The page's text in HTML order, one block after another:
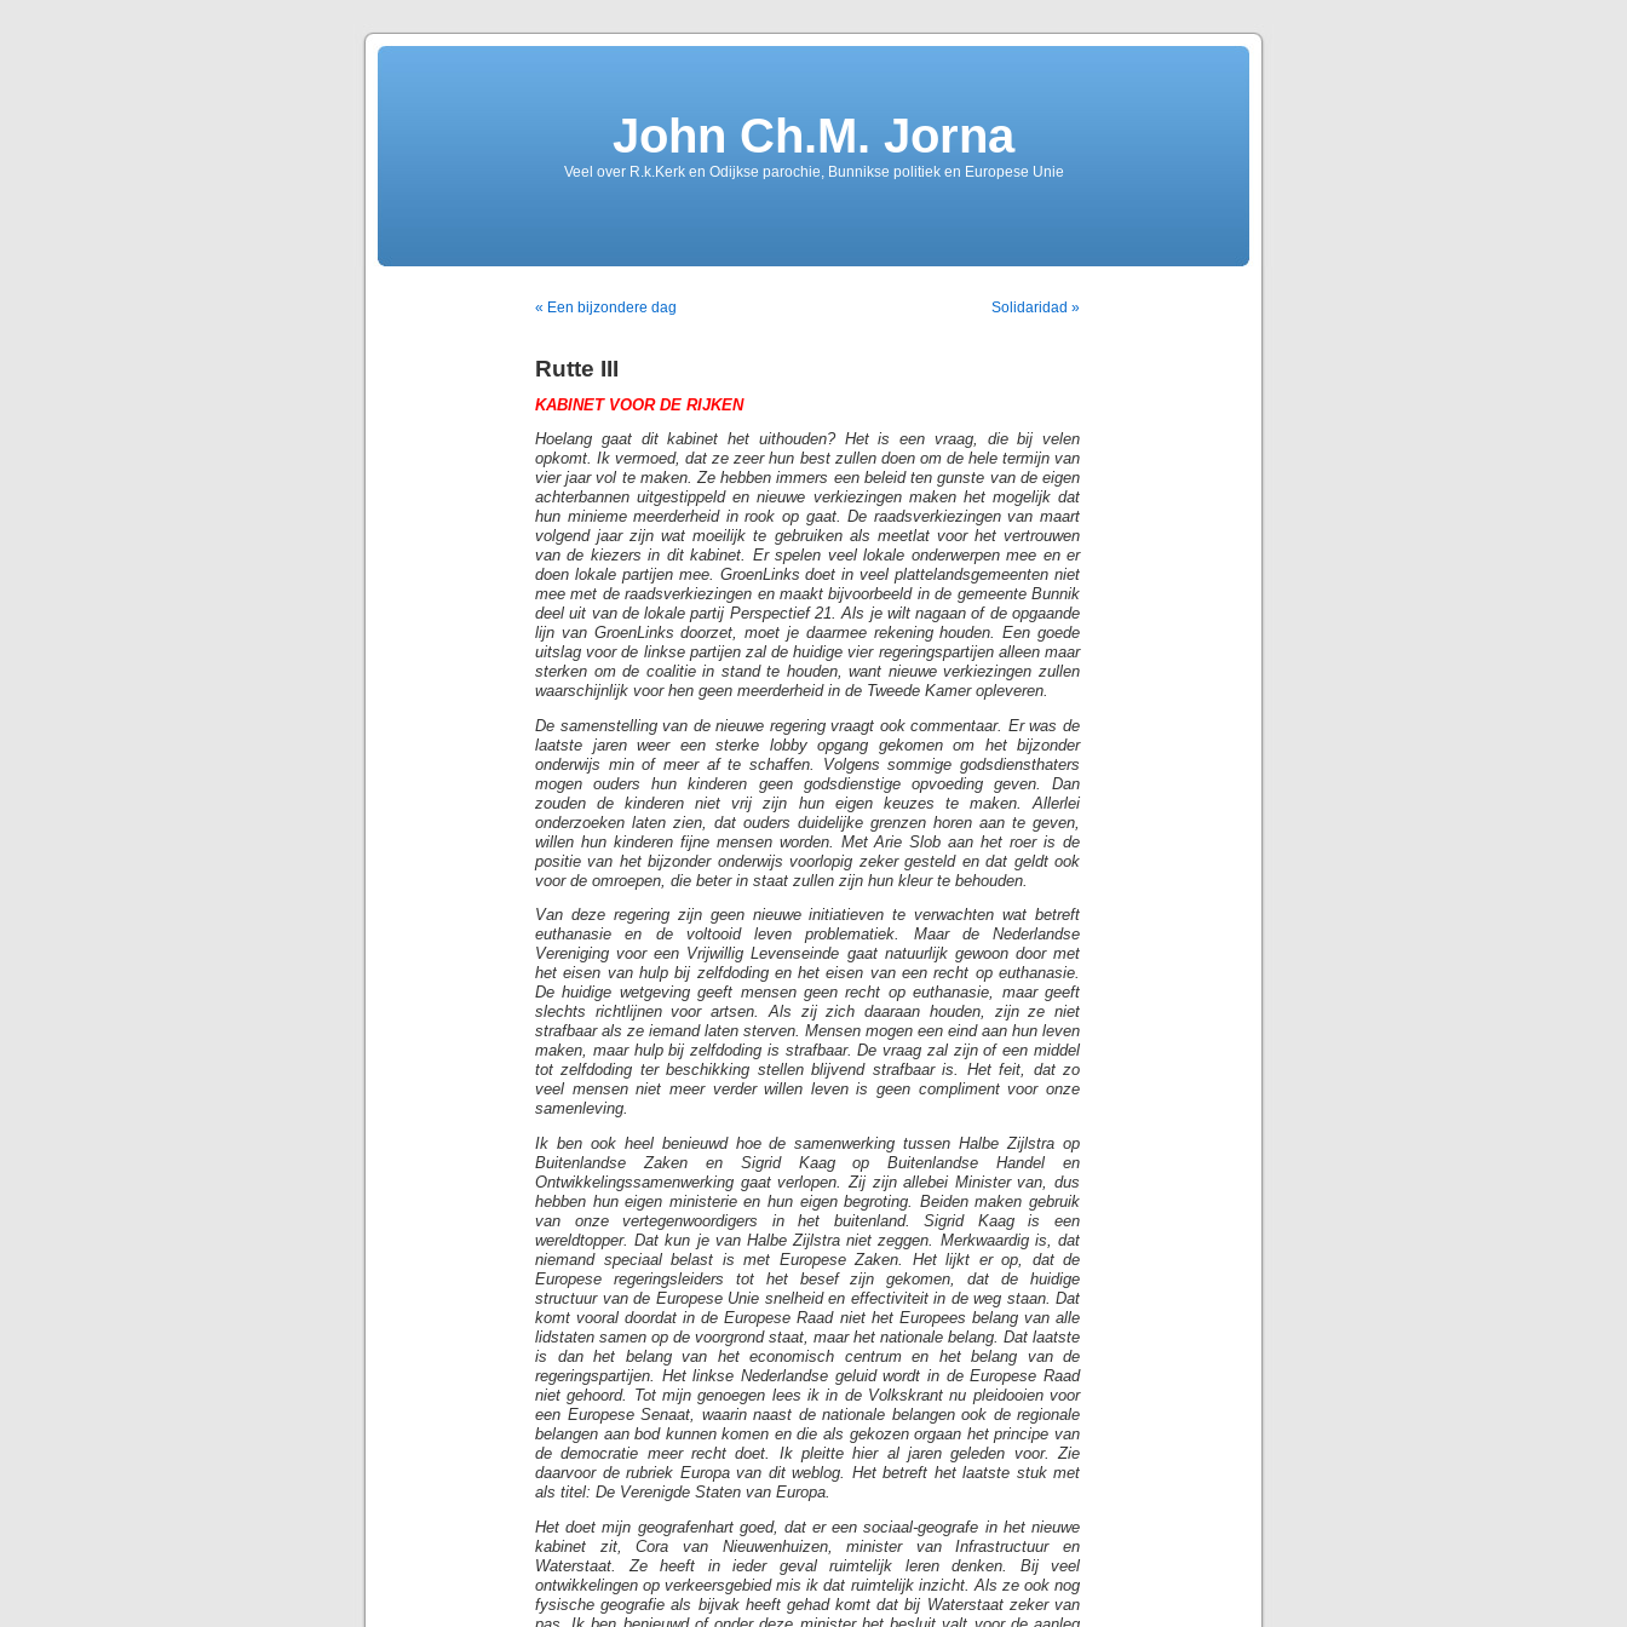
John Ch.M. Jorna
Veel over R.k.Kerk en Odijkse parochie, Bunnikse politiek en Europese Unie
« Een bijzondere dag Solidaridad »
Rutte III
KABINET VOOR DE RIJKEN
Hoelang gaat dit kabinet het uithouden? Het is een vraag, die bij velen
opkomt. Ik vermoed, dat ze zeer hun best zullen doen om de hele termijn van
vier jaar vol te maken. Ze hebben immers een beleid ten gunste van de eigen
achterbannen uitgestippeld en nieuwe verkiezingen maken het mogelijk dat
hun minieme meerderheid in rook op gaat. De raadsverkiezingen van maart
volgend jaar zijn wat moeilijk te gebruiken als meetlat voor het vertrouwen
van de kiezers in dit kabinet. Er spelen veel lokale onderwerpen mee en er
doen lokale partijen mee. GroenLinks doet in veel plattelandsgemeenten niet
mee met de raadsverkiezingen en maakt bijvoorbeeld in de gemeente Bunnik
deel uit van de lokale partij Perspectief 21. Als je wilt nagaan of de opgaande
lijn van GroenLinks doorzet, moet je daarmee rekening houden. Een goede
uitslag voor de linkse partijen zal de huidige vier regeringspartijen alleen maar
sterken om de coalitie in stand te houden, want nieuwe verkiezingen zullen
waarschijnlijk voor hen geen meerderheid in de Tweede Kamer opleveren.
De samenstelling van de nieuwe regering vraagt ook commentaar. Er was de
laatste jaren weer een sterke lobby opgang gekomen om het bijzonder
onderwijs min of meer af te schaffen. Volgens sommige godsdiensthaters
mogen ouders hun kinderen geen godsdienstige opvoeding geven. Dan
zouden de kinderen niet vrij zijn hun eigen keuzes te maken. Allerlei
onderzoeken laten zien, dat ouders duidelijke grenzen horen aan te geven,
willen hun kinderen fijne mensen worden. Met Arie Slob aan het roer is de
positie van het bijzonder onderwijs voorlopig zeker gesteld en dat geldt ook
voor de omroepen, die beter in staat zullen zijn hun kleur te behouden.
Van deze regering zijn geen nieuwe initiatieven te verwachten wat betreft
euthanasie en de voltooid leven problematiek. Maar de Nederlandse
Vereniging voor een Vrijwillig Levenseinde gaat natuurlijk gewoon door met
het eisen van hulp bij zelfdoding en het eisen van een recht op euthanasie.
De huidige wetgeving geeft mensen geen recht op euthanasie, maar geeft
slechts richtlijnen voor artsen. Als zij zich daaraan houden, zijn ze niet
strafbaar als ze iemand laten sterven. Mensen mogen een eind aan hun leven
maken, maar hulp bij zelfdoding is strafbaar. De vraag zal zijn of een middel
tot zelfdoding ter beschikking stellen blijvend strafbaar is. Het feit, dat zo
veel mensen niet meer verder willen leven is geen compliment voor onze
samenleving.
Ik ben ook heel benieuwd hoe de samenwerking tussen Halbe Zijlstra op
Buitenlandse Zaken en Sigrid Kaag op Buitenlandse Handel en
Ontwikkelingssamenwerking gaat verlopen. Zij zijn allebei Minister van, dus
hebben hun eigen ministerie en hun eigen begroting. Beiden maken gebruik
van onze vertegenwoordigers in het buitenland. Sigrid Kaag is een
wereldtopper. Dat kun je van Halbe Zijlstra niet zeggen. Merkwaardig is, dat
niemand speciaal belast is met Europese Zaken. Het lijkt er op, dat de
Europese regeringsleiders tot het besef zijn gekomen, dat de huidige
structuur van de Europese Unie snelheid en effectiviteit in de weg staan. Dat
komt vooral doordat in de Europese Raad niet het Europees belang van alle
lidstaten samen op de voorgrond staat, maar het nationale belang. Dat laatste
is dan het belang van het economisch centrum en het belang van de
regeringspartijen. Het linkse Nederlandse geluid wordt in de Europese Raad
niet gehoord. Tot mijn genoegen lees ik in de Volkskrant nu pleidooien voor
een Europese Senaat, waarin naast de nationale belangen ook de regionale
belangen aan bod kunnen komen en die als gekozen orgaan het principe van
de democratie meer recht doet. Ik pleitte hier al jaren geleden voor. Zie
daarvoor de rubriek Europa van dit weblog. Het betreft het laatste stuk met
als titel: De Verenigde Staten van Europa.
Het doet mijn geografenhart goed, dat er een sociaal-geografe in het nieuwe
kabinet zit, Cora van Nieuwenhuizen, minister van Infrastructuur en
Waterstaat. Ze heeft in ieder geval ruimtelijk leren denken. Bij veel
ontwikkelingen op verkeersgebied mis ik dat ruimtelijk inzicht. Als ze ook nog
fysische geografie als bijvak heeft gehad komt dat bij Waterstaat zeker van